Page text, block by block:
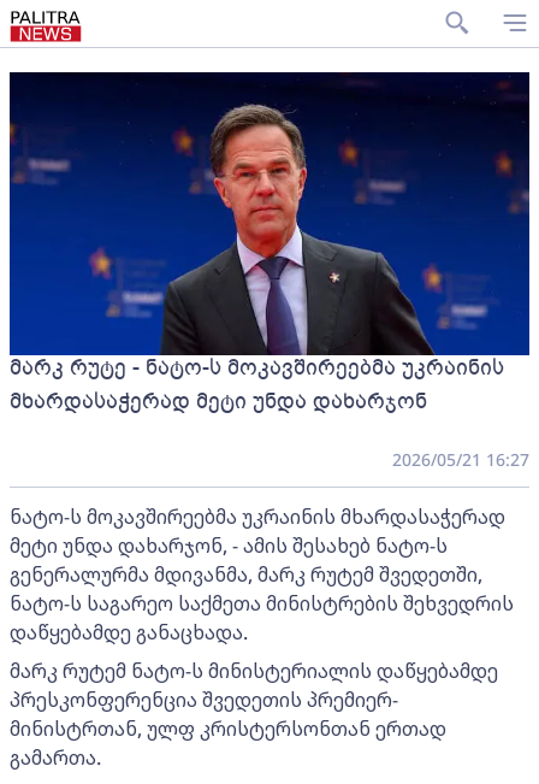
მარკ რუტე - ნატო-ს მოკავშირეებმა უკრაინის
მხარდასაჭერად მეტი უნდა დახარჯონ
2026/05/21 16:27
ნატო-ს მოკავშირეებმა უკრაინის მხარდასაჭერად
მეტი უნდა დახარჯონ, - ამის შესახებ ნატო-ს
გენერალურმა მდივანმა, მარკ რუტემ შვედეთში,
ნატო-ს საგარეო საქმეთა მინისტრების შეხვედრის
დაწყებამდე განაცხადა.
მარკ რუტემ ნატო-ს მინისტერიალის დაწყებამდე
პრესკონფერენცია შვედეთის პრემიერ-
მინისტრთან, ულფ კრისტერსონთან ერთად
გამართა.